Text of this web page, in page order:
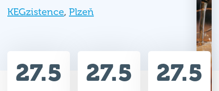
KEGzistence, Plzeň
27.5 27.5 27.5